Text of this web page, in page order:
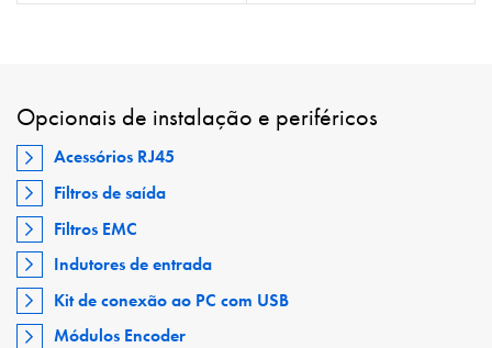
Opcionais de instalação e periféricos
Acessórios RJ45
Filtros de saída
Filtros EMC
Indutores de entrada
Kit de conexão ao PC com USB
Módulos Encoder